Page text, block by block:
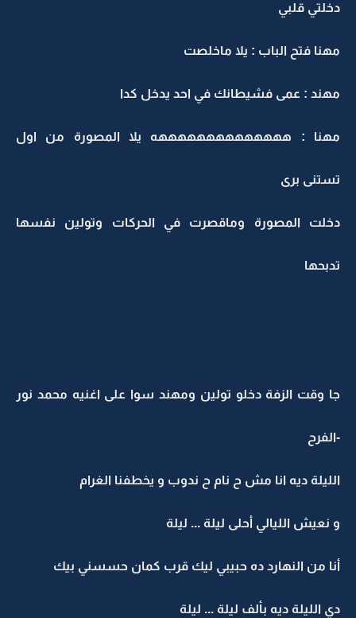
دخلتي قلبي
مهنا فتح الباب : يلا ماخلصت
مهند : عمى فشيطانك في احد يدخل كدا
مهنا : ههههههههههههههه يلا المصورة من اول
تستنى برى
دخلت المصورة وماقصرت في الحركات وتولين نفسها
تدبحها
جا وقت الزفة دخلو تولين ومهند سوا على اغنيه محمد نور
-الفرح
الليلة ديه انا مش ح نام ح ندوب و يخطفنا الغرام
و نعيش الليالي أحلى ليلة ... ليلة
أنا من النهارد ده حبيبي ليك قرب كمان حسسني بيك
دي الليلة ديه بألف ليلة ... ليلة